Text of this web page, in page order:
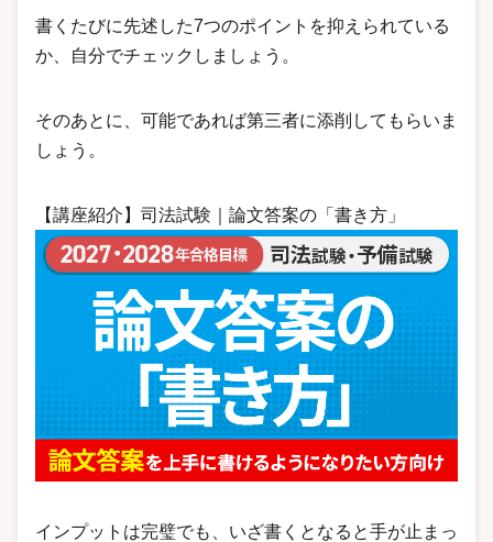
書くたびに先述した7つのポイントを抑えられている
か、自分でチェックしましょう。
そのあとに、可能であれば第三者に添削してもらいま
しょう。
【講座紹介】司法試験｜論文答案の「書き方」
インプットは完璧でも、いざ書くとなると手が止まっ